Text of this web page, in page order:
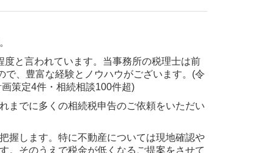
と言われています。
当事務所の税理士は前
、豊富な経験とノウハウがございます。(令
策定4件・相続相談100件超)
までに多くの相続税申告のご依頼をいただい
握します。特に不動産については現地確認や
。そのうえで税金が低くなるご提案をさせて